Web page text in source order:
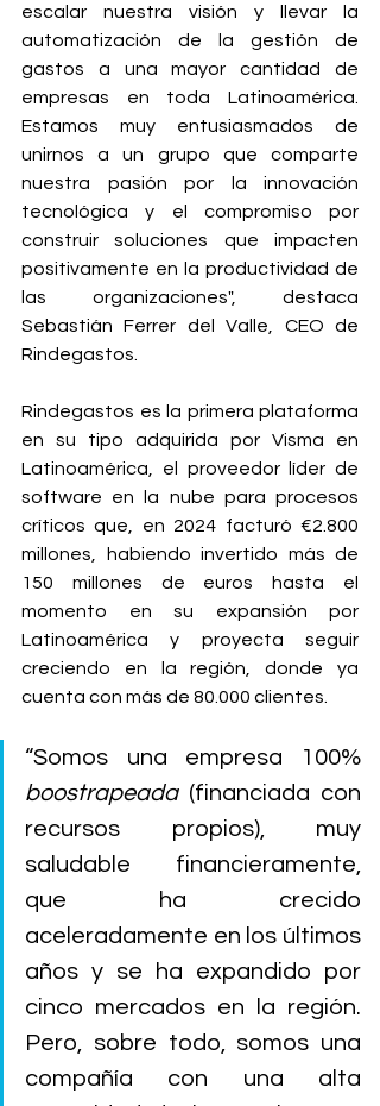
escalar nuestra visión y llevar la
automatización de la gestión de
gastos a una mayor cantidad de
empresas en toda Latinoamérica.
Estamos muy entusiasmados de
unirnos a un grupo que comparte
nuestra pasión por la innovación
tecnológica y el compromiso por
construir soluciones que impacten
positivamente en la productividad de
las organizaciones", destaca
Sebastián Ferrer del Valle, CEO de
Rindegastos.
Rindegastos es la primera plataforma
en su tipo adquirida por Visma en
Latinoamérica, el proveedor líder de
software en la nube para procesos
críticos que, en 2024 facturó €2.800
millones, habiendo invertido más de
150 millones de euros hasta el
momento en su expansión por
Latinoamérica y proyecta seguir
creciendo en la región, donde ya
cuenta con más de 80.000 clientes.
boostrapeada (financiada con
recursos propios), muy
saludable financieramente,
que ha crecido
aceleradamente en los últimos
años y se ha expandido por
cinco mercados en la región.
Pero, sobre todo, somos una
compañía con una alta